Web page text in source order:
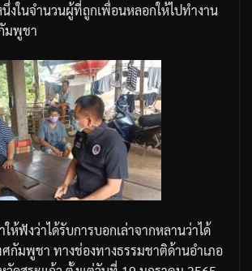
งในจำนวนผู้ที่ถูกเพื่อนหลอกให้ไปทำงาน
มพูชา
ให้ฟังว่าได้รับการบอกเล่าจากหลานว่าได้
ศกัมพูชา ทางช่องทางธรรมชาติด้านอำเภอ